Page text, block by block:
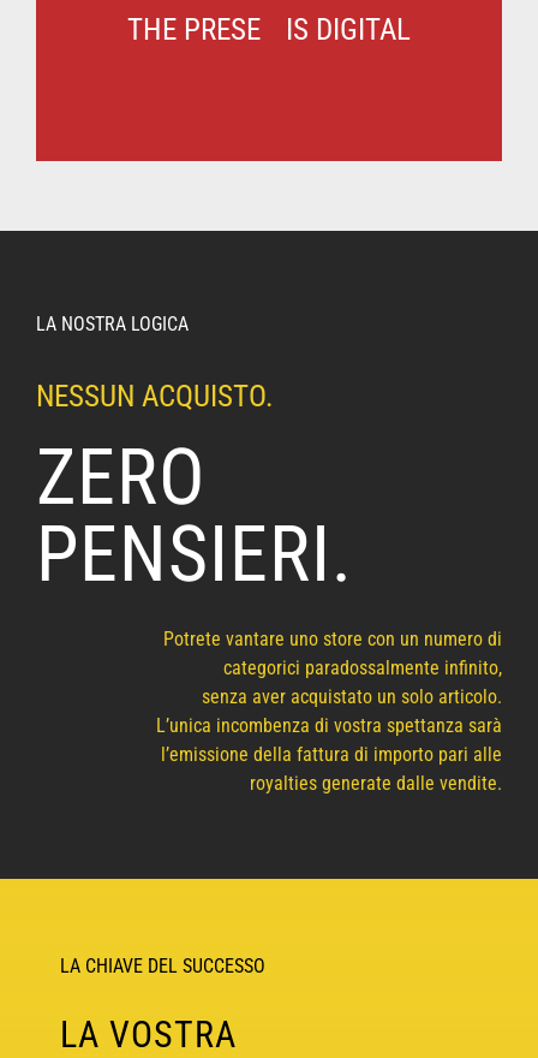
THE IS DIGITAL
LA NOSTRA LOGICA
NESSUN ACQUISTO.
ZERO
PENSIERI.
Potrete vantare uno store con un numero di
categorici paradossalmente infinito,
senza aver acquistato un solo articolo.
L’unica incombenza di vostra spettanza sarà
l’emissione della fattura di importo pari alle
royalties generate dalle vendite.
LA CHIAVE DEL SUCCESSO
LA VOSTRA